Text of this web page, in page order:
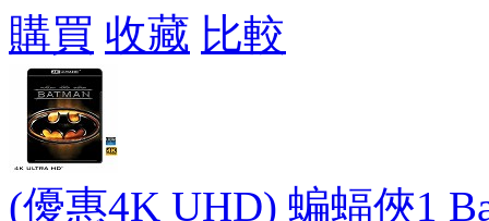
購買 收藏 比較
(優惠4K UHD) 蝙蝠俠1